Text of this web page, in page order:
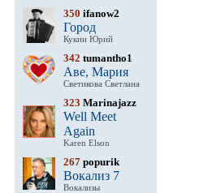
350 ifanow2
Город
Кукин Юрий
342 tumantho1
Аве, Мария
Светикова Светлана
323 Marinajazz
Well Meet
Again
Karen Elson
267 popurik
Вокализ 7
Вокализы